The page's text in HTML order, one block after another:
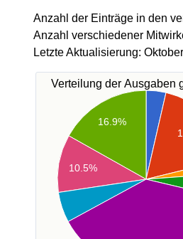
Anzahl der Einträge in den
Anzahl verschiedener
Letzte Aktualisierung:
Verteilung der Ausgaben
16.9%
10.5%